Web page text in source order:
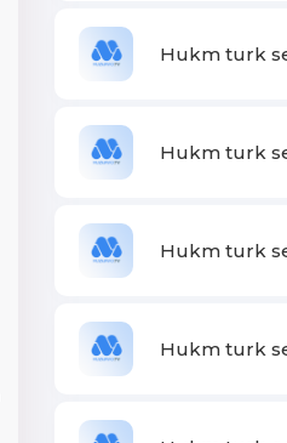
Hukm turk
Hukm turk
Hukm turk
Hukm turk